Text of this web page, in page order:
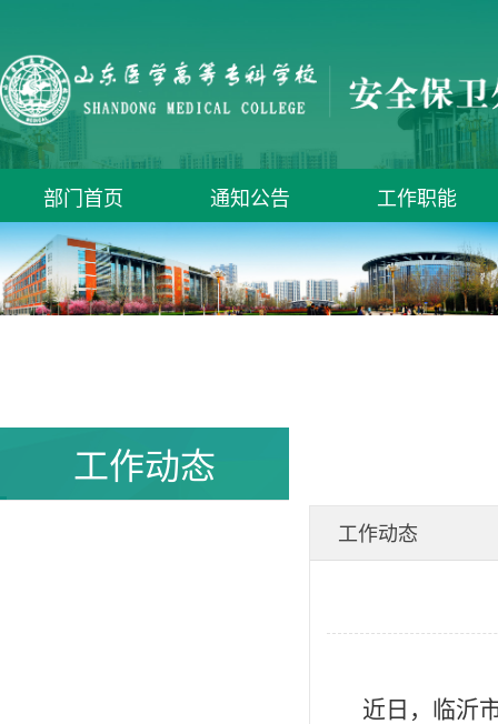
部门首页 通知公告 工作职能
工作动态
工作动态
近日，临沂